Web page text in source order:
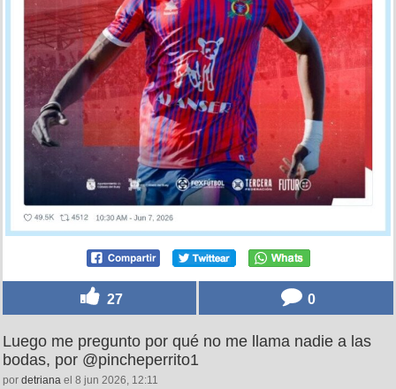
27 0
Luego me pregunto por qué no me llama nadie a las
bodas, por @pincheperrito1
por detriana el 8 jun 2026, 12:11